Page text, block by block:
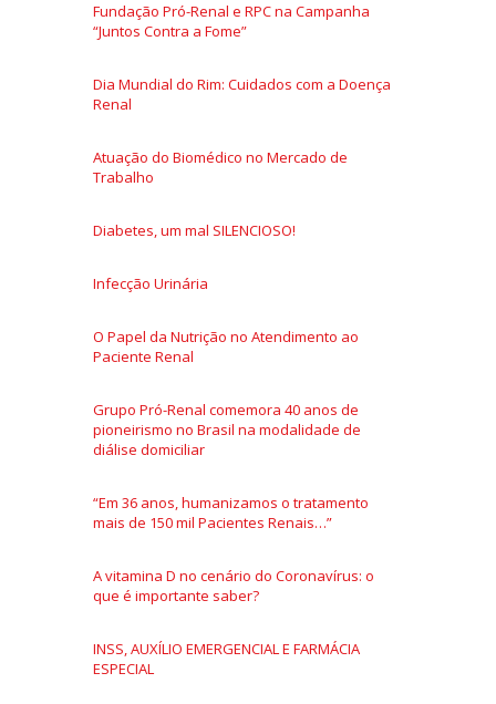
Fundação Pró-Renal e RPC na Campanha
“Juntos Contra a Fome”
Dia Mundial do Rim: Cuidados com a Doença
Renal
Atuação do Biomédico no Mercado de
Trabalho
Diabetes, um mal SILENCIOSO!
Infecção Urinária
O Papel da Nutrição no Atendimento ao
Paciente Renal
Grupo Pró-Renal comemora 40 anos de
pioneirismo no Brasil na modalidade de
diálise domiciliar
“Em 36 anos, humanizamos o tratamento
mais de 150 mil Pacientes Renais…”
A vitamina D no cenário do Coronavírus: o
que é importante saber?
INSS, AUXÍLIO EMERGENCIAL E FARMÁCIA
ESPECIAL